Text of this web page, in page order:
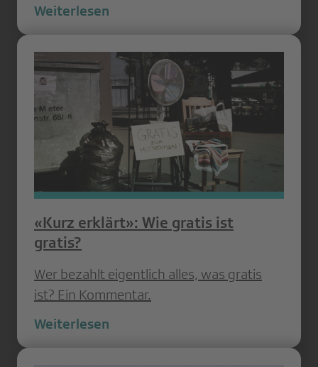
Weiterlesen
«Kurz erklärt»: Wie gratis ist
gratis?
Wer bezahlt eigentlich alles, was gratis
ist? Ein Kommentar.
Weiterlesen